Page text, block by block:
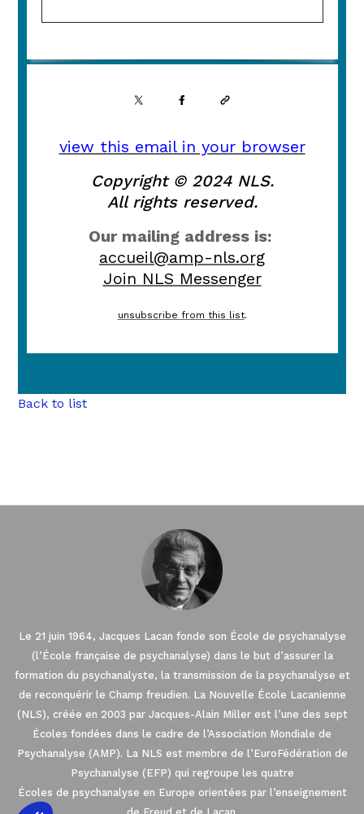
view this email in your browser
Copyright © 2024 NLS.
All rights reserved.
Our mailing address is:
accueil@amp-nls.org
Join NLS Messenger
unsubscribe from this list.
Back to list
Le 21 juin 1964, Jacques Lacan fonde son École de psychanalyse
(l’École française de psychanalyse) dans le but d’assurer la
formation du psychanalyste, la transmission de la psychanalyse et
de reconquérir le Champ freudien. La Nouvelle École Lacanienne
(NLS), créée en 2003 par Jacques-Alain Miller est l’une des sept
Écoles fondées dans le cadre de l’Association Mondiale de
Psychanalyse (AMP). La NLS est membre de l’EuroFédération de
Psychanalyse (EFP) qui regroupe les quatre
Écoles de psychanalyse en Europe orientées par l’enseignement